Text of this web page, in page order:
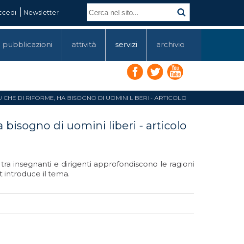
Newsletter
pubblicazioni attività servizi archivio
CHE DI RIFORME, HA BISOGNO DI UOMINI LIBERI - ARTICOLO
bisogno di uomini liberi - articolo
insegnanti e dirigenti approfondiscono le ragioni
introduce il tema.